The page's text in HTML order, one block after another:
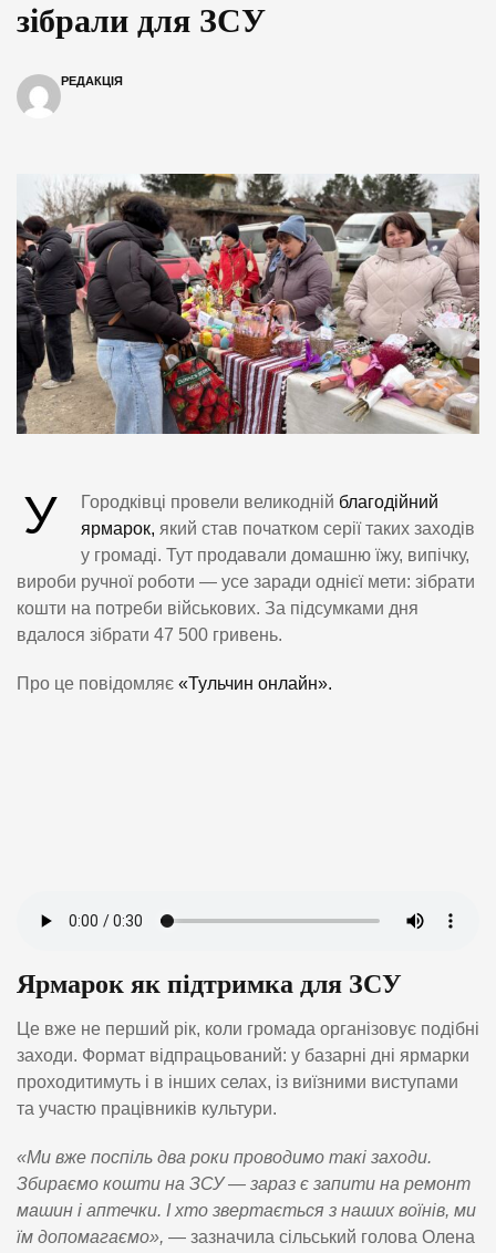
зібрали для ЗСУ
РЕДАКЦІЯ
У Городківці провели великодній благодійний
ярмарок, який став початком серії таких заходів
у громаді. Тут продавали домашню їжу, випічку,
вироби ручної роботи — усе заради однієї мети: зібрати
кошти на потреби військових. За підсумками дня
вдалося зібрати 47 500 гривень.
Про це повідомляє «Тульчин онлайн».
Ярмарок як підтримка для ЗСУ
Це вже не перший рік, коли громада організовує подібні
заходи. Формат відпрацьований: у базарні дні ярмарки
проходитимуть і в інших селах, із виїзними виступами
та участю працівників культури.
«Ми вже поспіль два роки проводимо такі заходи.
Збираємо кошти на ЗСУ — зараз є запити на ремонт
машин і аптечки. І хто звертається з наших воїнів, ми
їм допомагаємо», — зазначила сільський голова Олена